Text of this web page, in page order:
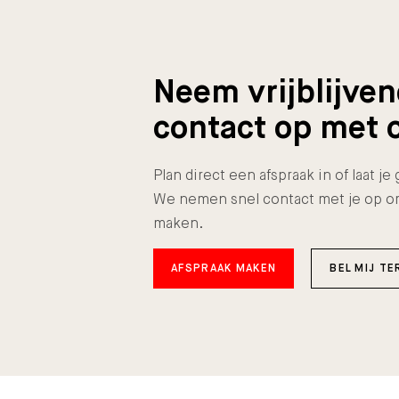
Neem
contact op met
Plan direct een afspraak in of laat je
We nemen snel contact met je op
maken.
AFSPRAAK MAKEN BEL MIJ